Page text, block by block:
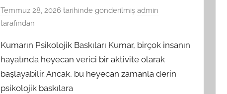
Temmuz 28, 2026 tarihinde gönderilmiş admin
tarafından
Kumarın Psikolojik Baskıları Kumar, birçok insanın
hayatında heyecan verici bir aktivite olarak
başlayabilir. Ancak, bu heyecan zamanla derin
psikolojik baskılara